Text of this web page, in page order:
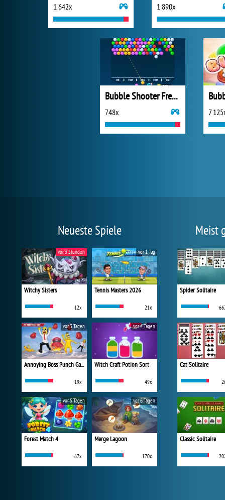
1 642x 1 890x
Bubble Shooter Free 2
748x 7
Neueste Spiele
Witchy Sisters
12x
vor 3 Stunden
Tennis Masters 2026
21x
vor 1 Tag
Annoying Boss Punch Game
19x
vor 3 Tagen
Witch Craft Potion Sort
49x
vor 4 Tagen
Forest Match 4
67x
vor 5 Tagen
Merge Lagoon
170x
vor 6 Tagen
Meist
Spider Solitaire
Cat Solitaire
Classic Solitaire